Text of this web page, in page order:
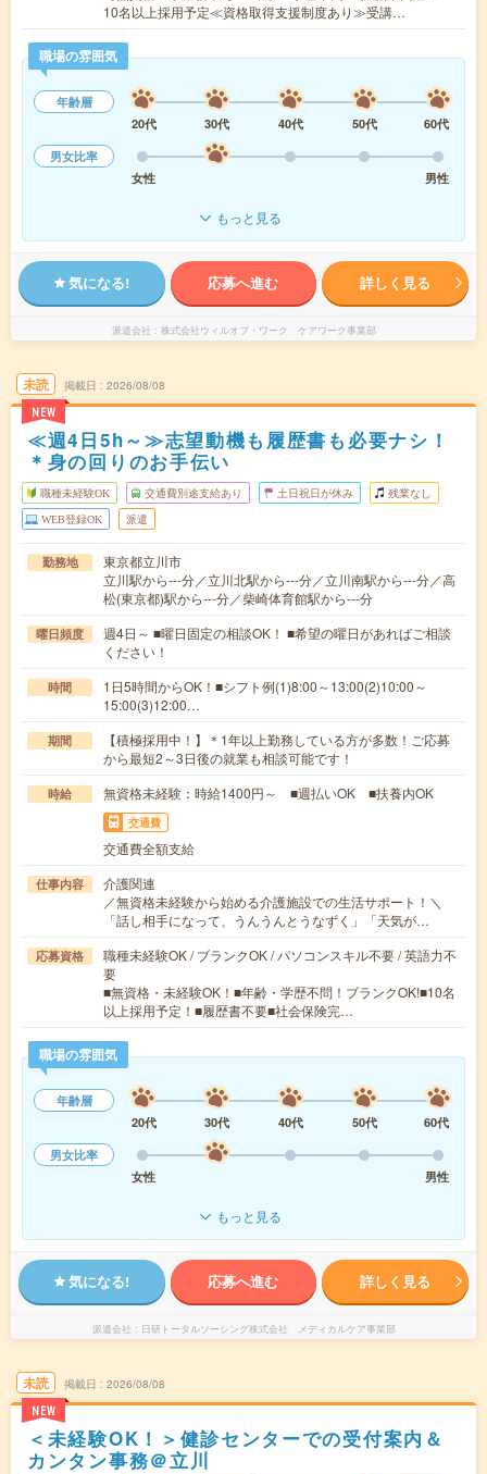
10名以上採用予定≪資格取得支援制度あり≫受講…
職場の雰囲気
年齢層
20代
30代 40代 50代
60代
男女比率
女性
男性
もっと見る
気になる! 応募へ進む 詳しく見る
派遣会社 株式会社ウィルオブ・ワーク ケアワーク事業部
未読
NEW
掲載日 2026/08/08
≪週4日5h～≫志望動機も履歴書も必要ナシ！
＊身の回りのお手伝い
職種未経験OK 交通費別途支給あり 土日祝日が休み 残業なし
WEB登録OK 派遣
勤務地
東京都立川市
立川駅から---分／立川北駅から---分／立川南駅から---分／高
松(東京都)駅から---分／柴崎体育館駅から---分
曜日頻度
週4日～ ■曜日固定の相談OK！ ■希望の曜日があればご相談
ください！
時間
1日5時間からOK！■シフト例(1)8:00～13:00(2)10:00～
15:00(3)12:00…
期間
【積極採用中！】＊1年以上勤務している方が多数！ご応募
から最短2～3日後の就業も相談可能です！
時給 無資格未経験：時給1400円～ ■週払いOK ■扶養内OK
交通費
交通費全額支給
仕事内容
介護関連
／無資格未経験から始める介護施設での生活サポート！＼
「話し相手になって、うんうんとうなずく」「天気が…
応募資格
職種未経験OK / ブランクOK / パソコンスキル不要 / 英語力不
要
■無資格・未経験OK！■年齢・学歴不問！ブランクOK!■10名
以上採用予定！■履歴書不要■社会保険完…
職場の雰囲気
年齢層
20代
30代 40代 50代
60代
男女比率
女性
男性
もっと見る
気になる! 応募へ進む 詳しく見る
派遣会社 日研トータルソーシング株式会社 メディカルケア事業部
未読
NEW
掲載日 2026/08/08
＜未経験OK！＞健診センターでの受付案内＆
カンタン事務＠立川